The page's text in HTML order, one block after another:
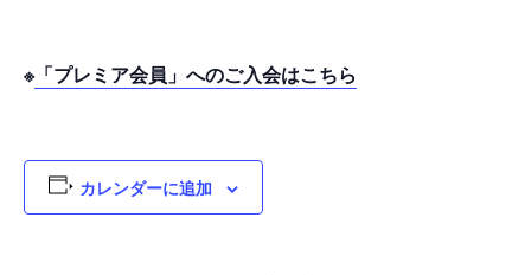
※ 「プレミア会員」へのご入会はこちら
カレンダーに追加